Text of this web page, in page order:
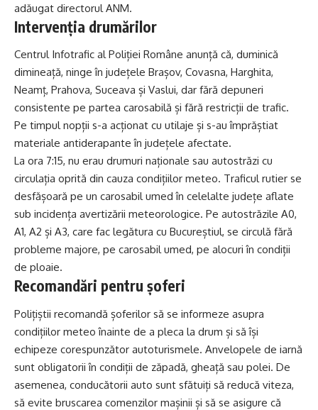
adăugat directorul ANM.
Intervenția drumărilor
Centrul Infotrafic al Poliției Române anunță că, duminică
dimineață, ninge în județele Brașov, Covasna, Harghita,
Neamț, Prahova, Suceava și Vaslui, dar fără depuneri
consistente pe partea carosabilă și fără restricții de trafic.
Pe timpul nopții s-a acționat cu utilaje și s-au împrăștiat
materiale antiderapante în județele afectate.
La ora 7:15, nu erau drumuri naționale sau autostrăzi cu
circulația oprită din cauza condițiilor meteo. Traficul rutier se
desfășoară pe un carosabil umed în celelalte județe aflate
sub incidența avertizării meteorologice. Pe autostrăzile A0,
A1, A2 și A3, care fac legătura cu Bucureștiul, se circulă fără
probleme majore, pe carosabil umed, pe alocuri în condiții
de ploaie.
Recomandări pentru șoferi
Polițiștii recomandă șoferilor să se informeze asupra
condițiilor meteo înainte de a pleca la drum și să își
echipeze corespunzător autoturismele. Anvelopele de iarnă
sunt obligatorii în condiții de zăpadă, gheață sau polei. De
asemenea, conducătorii auto sunt sfătuiți să reducă viteza,
să evite bruscarea comenzilor mașinii și să se asigure că